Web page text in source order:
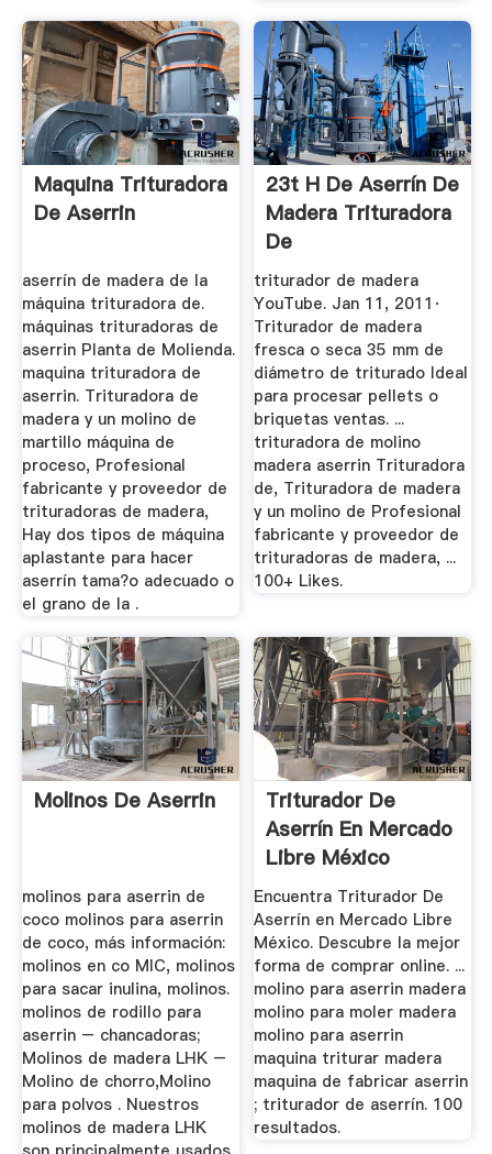
Maquina Trituradora
De Aserrin
aserrín de madera de la
máquina trituradora de.
máquinas trituradoras de
aserrin Planta de Molienda.
maquina trituradora de
aserrin. Trituradora de
madera y un molino de
martillo máquina de
proceso, Profesional
fabricante y proveedor de
trituradoras de madera,
Hay dos tipos de máquina
aplastante para hacer
aserrín tama?o adecuado o
el grano de la .
23t H De Aserrín De
Madera Trituradora
De
triturador de madera
YouTube. Jan 11, 2011·
Triturador de madera
fresca o seca 35 mm de
diámetro de triturado Ideal
para procesar pellets o
briquetas ventas. ...
trituradora de molino
madera aserrin Trituradora
de, Trituradora de madera
y un molino de Profesional
fabricante y proveedor de
trituradoras de madera, ...
100+ Likes.
Molinos De Aserrin
molinos para aserrin de
coco molinos para aserrin
de coco, más información:
molinos en co MIC, molinos
para sacar inulina, molinos.
molinos de rodillo para
aserrin – chancadoras;
Molinos de madera LHK –
Molino de chorro,Molino
para polvos . Nuestros
molinos de madera LHK
Triturador De
Aserrín En Mercado
Libre México
Encuentra Triturador De
Aserrín en Mercado Libre
México. Descubre la mejor
forma de comprar online. ...
molino para aserrin madera
molino para moler madera
molino para aserrin
maquina triturar madera
maquina de fabricar aserrin
; triturador de aserrín. 100
resultados.